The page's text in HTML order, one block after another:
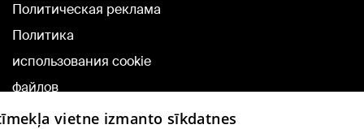
Политическая реклама
Политика
использования cookie
файлов
Добавлениеvietne izmanto sīkdatnes